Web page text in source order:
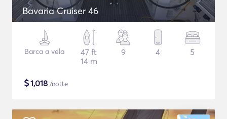
Bavaria Cruiser 46
Barca a vela
47 ft
14 m
9 4 5
$1,018 /notte